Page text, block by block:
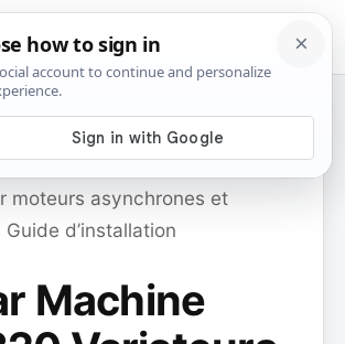
☰
ATV320 Variateurs de
moteurs asynchrones et
d’installation
Machine